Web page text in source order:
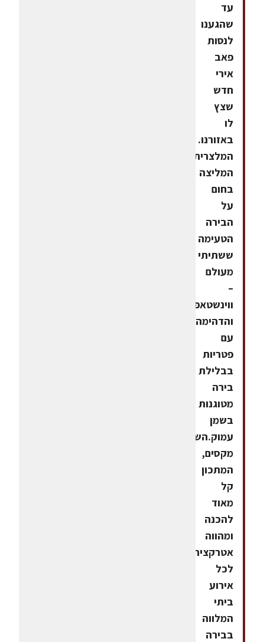
עד
שהגענו
לנסות
פאב
אירי
חדש
שצץ
לו
באזורנו.
המלצרית
המליצה
בחום
על
הבירה
הטעימה
ששתיתי
מעולם
–
ווינשטאפן,
והדהימה
עם
פטריות
בבלילת
בירה
מטוגנות
בשמן
עמוק.השילוב
מקסים,
המתכון
קל
מאוד
להכנה
ומהווה
אטרקציה
לכל
אירוע
ביתי
המלווה
בבירה